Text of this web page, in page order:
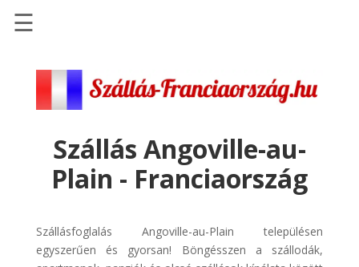
Szállások
Repülőjegy
pénzvisszatérítéssel
Discover
☰
Szállás Angoville-au-
Plain - Franciaország
Szállásfoglalás Angoville-au-Plain településen
egyszerűen és gyorsan! Böngésszen a szállodák,